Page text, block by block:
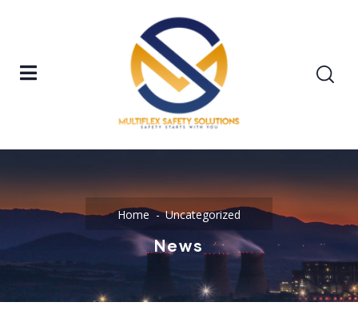
Home Uncategorized
News